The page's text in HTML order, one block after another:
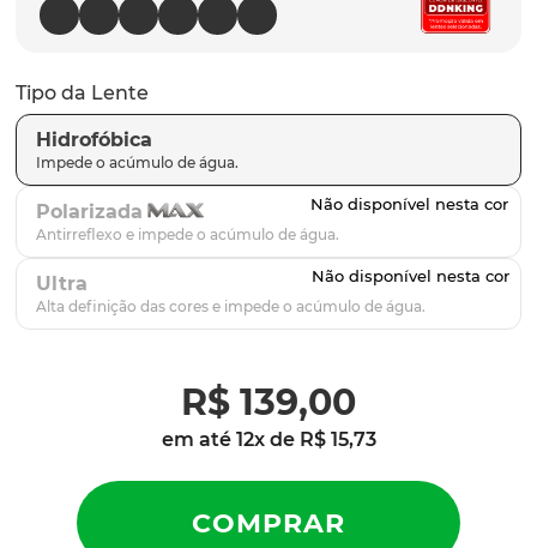
Tipo da Lente
Hidrofóbica
Polarizada
Ultra
R$ 139,00
em até 12x de R$ 15,73
9º latch